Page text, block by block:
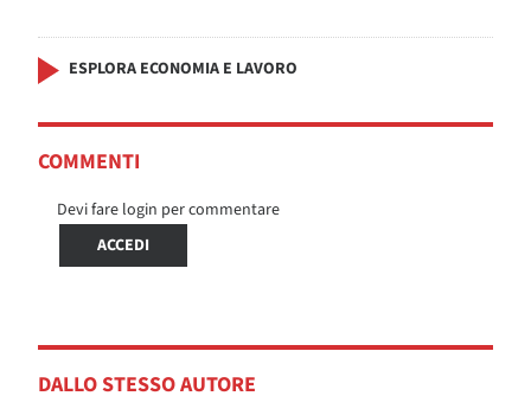
ESPLORA ECONOMIA E LAVORO
COMMENTI
Devi fare login per commentare
ACCEDI
DALLO STESSO AUTORE